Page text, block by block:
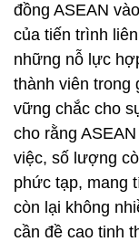
đồng ASEAN
của tiến trình
những nỗ lực
thành viên trong
vững chắc cho
cho rằng
việc, số lượng
phức tạp, mang
còn lại không
cần đề cao tinh